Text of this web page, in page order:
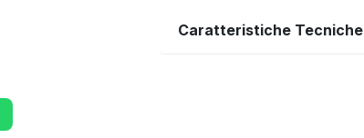
Caratteristiche Tecniche